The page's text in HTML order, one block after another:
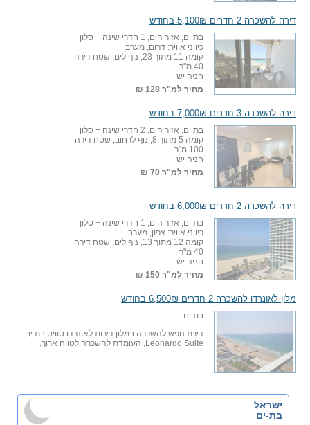
דירה להשכרה 2 חדרים 5,100₪ בחודש
בת ים, אזור הים, 1 חדרי שינה + סלון
כיווני אוויר: דרום, מערב
קומה 11 מתוך 23, נוף לים, שטח דירה
40 מ"ר
חניה יש
מחיר למ"ר 128 ₪
דירה להשכרה 3 חדרים 7,000₪ בחודש
בת ים, אזור הים, 2 חדרי שינה + סלון
קומה 5 מתוך 8, נוף לרחוב, שטח דירה
100 מ"ר
חניה יש
מחיר למ"ר 70 ₪
דירה להשכרה 2 חדרים 6,000₪ בחודש
בת ים, אזור הים, 1 חדרי שינה + סלון
כיווני אוויר: צפון, מערב
קומה 12 מתוך 13, נוף לים, שטח דירה
40 מ"ר
חניה יש
מחיר למ"ר 150 ₪
מלון לאונרדו להשכרה 2 חדרים 6,500₪ בחודש
בת ים
דירת נופש להשכרה במלון דירות לאונרדו סוויט בת ים,
Leonardo Suite, העומדת להשכרה לטווח ארוך.
ישראל
בת-ים